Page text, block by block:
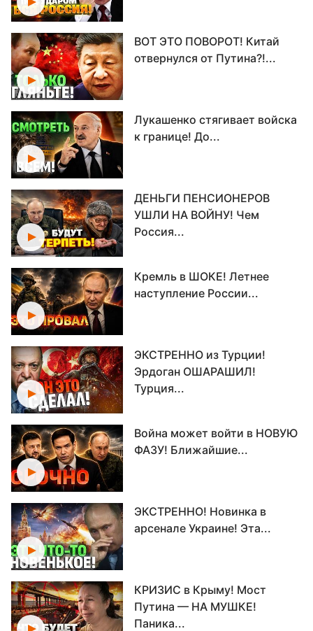
ВОТ ЭТО ПОВОРОТ! Китай
отвернулся от Путина?!...
Лукашенко стягивает войска
к границе! До...
ДЕНЬГИ ПЕНСИОНЕРОВ
УШЛИ НА ВОЙНУ! Чем
Россия...
Кремль в ШОКЕ! Летнее
наступление России...
ЭКСТРЕННО из Турции!
Эрдоган ОШАРАШИЛ!
Турция...
Война может войти в НОВУЮ
ФАЗУ! Ближайшие...
ЭКСТРЕННО! Новинка в
арсенале Украине! Эта...
КРИЗИС в Крыму! Мост
Путина — НА МУШКЕ!
Паника...